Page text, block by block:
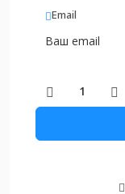
Email